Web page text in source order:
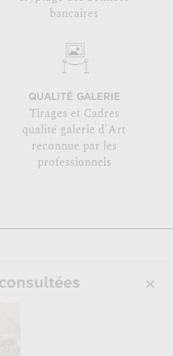
bancaires
QUALITÉ GALERIE
Tirages et Cadres
qualité galerie d'Art
reconnue par les
professionnels